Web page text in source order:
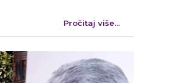
Pročitaj više...